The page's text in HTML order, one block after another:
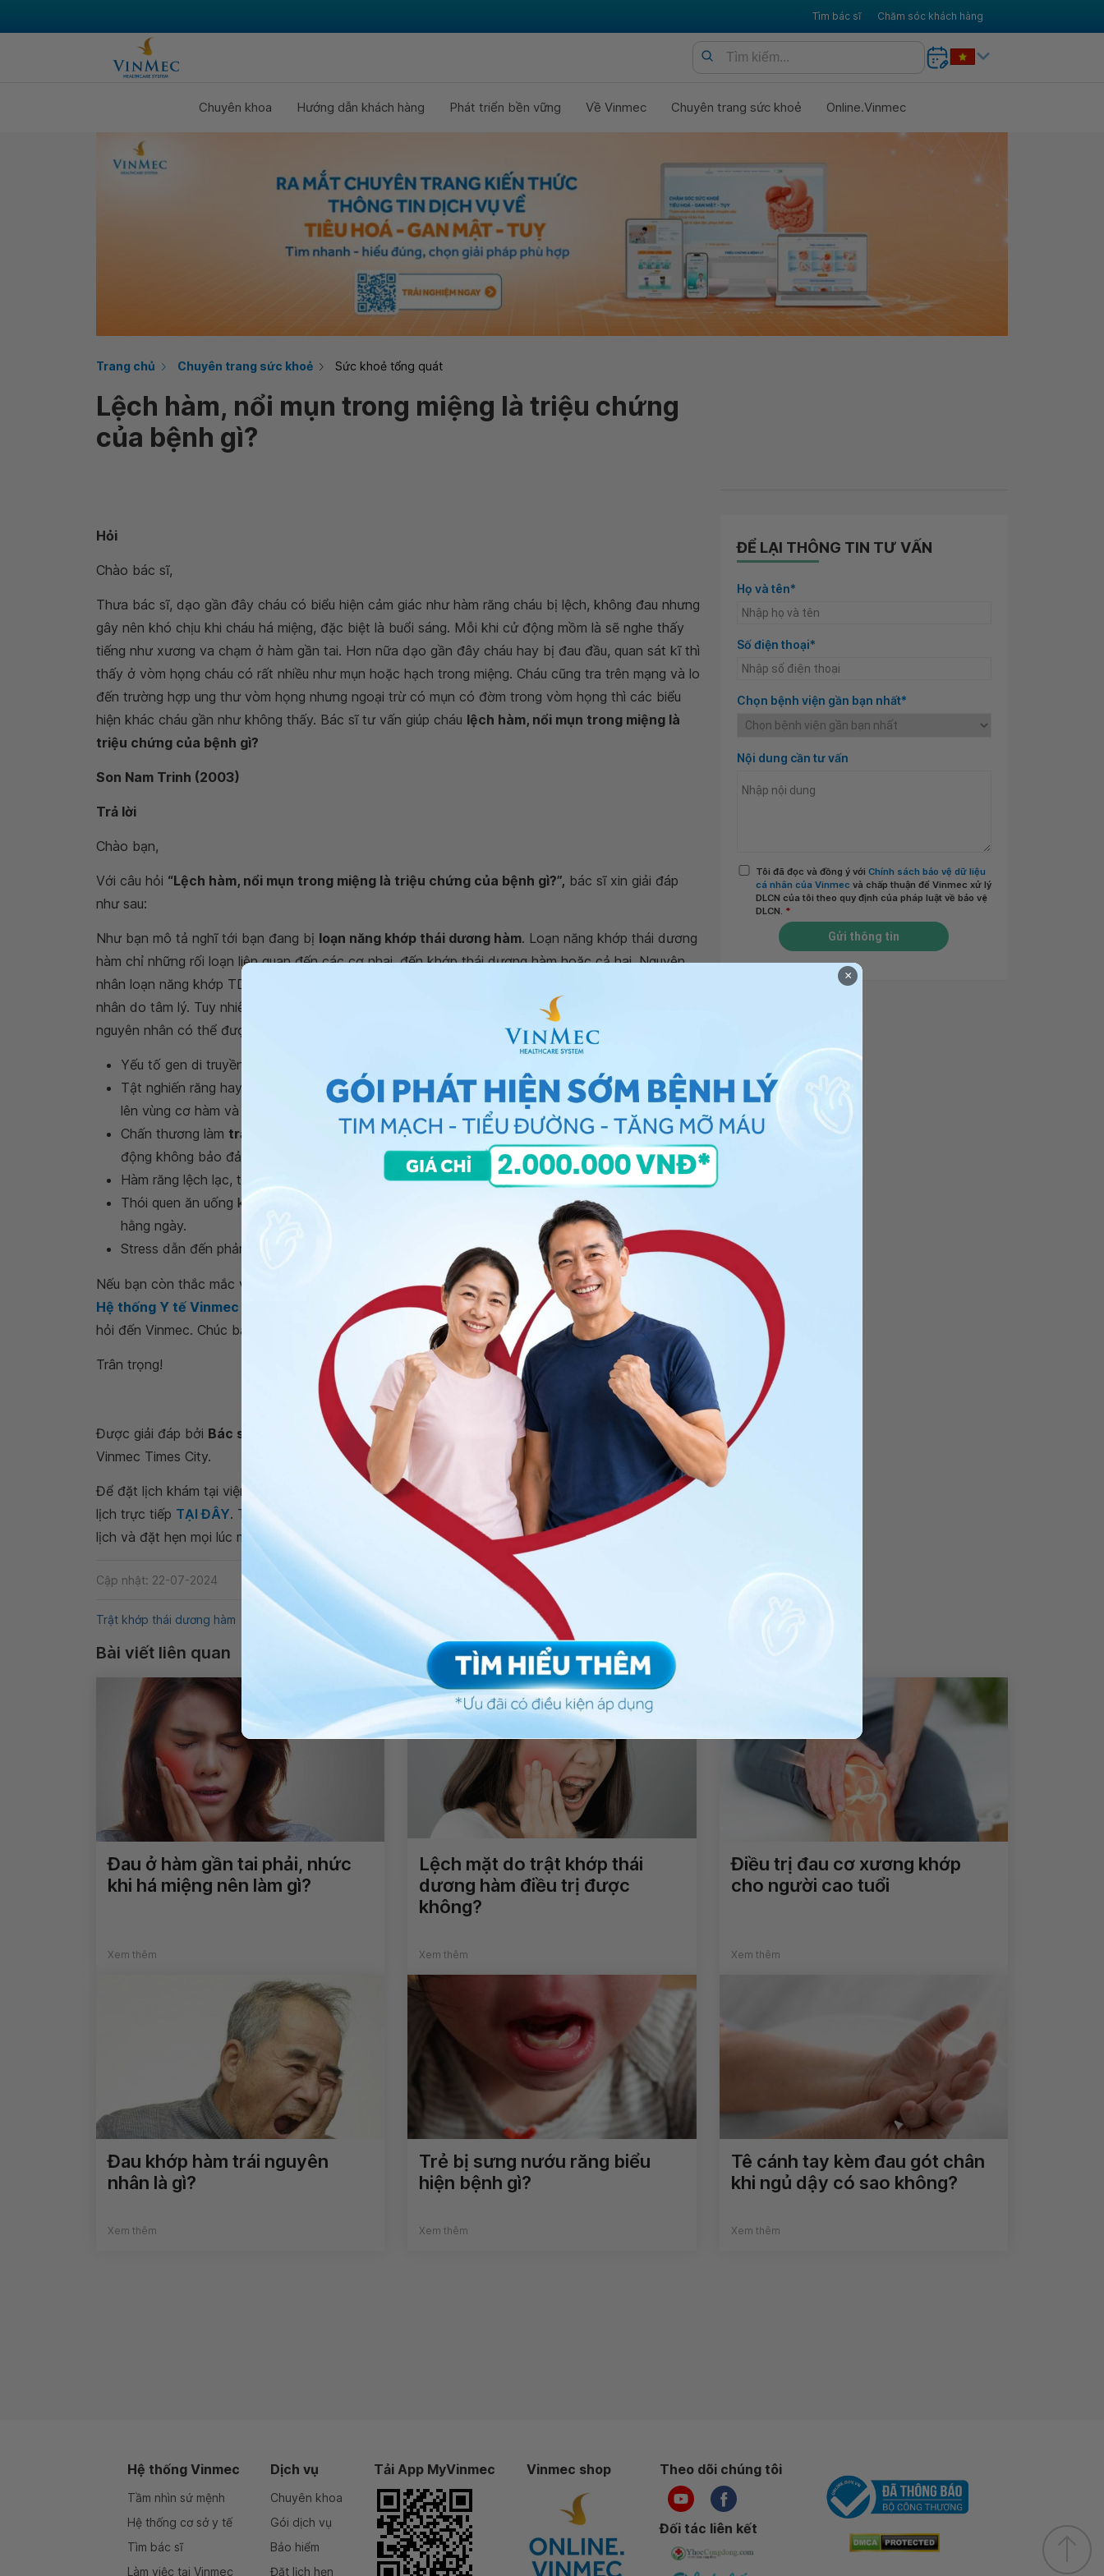
Tìm bác sĩ Chăm sóc khách hàng
Chuyên khoa Hướng dẫn khách hàng Phát triển bền vững Về Vinmec Chuyên trang sức khoẻ Online.Vinmec
Trang chủ Chuyên trang sức khoẻ Sức khoẻ tổng quát
Lệch hàm, nổi mụn trong miệng là triệu chứng
của bệnh gì?
Hỏi
Chào bác sĩ,
Thưa bác sĩ, dạo gần đây cháu có biểu hiện cảm giác như hàm răng cháu bị lệch, không đau nhưng
gây nên khó chịu khi cháu há miệng, đặc biệt là buổi sáng. Mỗi khi cử động mồm là sẽ nghe thấy
tiếng như xương va chạm ở hàm gần tai. Hơn nữa dạo gần đây cháu hay bị đau đầu, quan sát kĩ thì
thấy ở vòm họng cháu có rất nhiều như mụn hoặc hạch trong miệng. Cháu cũng tra trên mạng và lo
đến trường hợp ung thư vòm họng nhưng ngoại trừ có mụn có đờm trong vòm họng thì các biểu
hiện khác cháu gần như không thấy. Bác sĩ tư vấn giúp cháu lệch hàm, nổi mụn trong miệng là
triệu chứng của bệnh gì?
Son Nam Trinh (2003)
Trả lời
Chào bạn,
Với câu hỏi “Lệch hàm, nổi mụn trong miệng là triệu chứng của bệnh gì?”, bác sĩ xin giải đáp
như sau:
Như bạn mô tả nghĩ tới bạn đang bị loạn năng khớp thái dương hàm. Loạn năng khớp thái dương
hàm chỉ những rối loạn liên quan đến các cơ nhai, đến khớp thái dương hàm hoặc cả hai. Nguyên
nhân loạn năng khớp TDH chia thành 2 nhóm: nhóm nguyên nhân do yếu tố tại chỗ, nhóm nguyên
nhân do tâm lý. Tuy nhiên, khoảng 20% loạn năng khớp không tìm ra được nguyên nhân. Một số
nguyên nhân có thể được liệt kê như sau:
Yếu tố gen di truyền, khiến khớp thái dương hàm bị sai lệch từ bẩm sinh.
Tật nghiến răng hay thói quen siết chặt răng (có ý thức hoặc vô ý thức), gây gia tăng áp lực
lên vùng cơ hàm và tổn hại khớp thái dương hàm.
Chấn thương làm trật khớp thái dương hàm , có thể là do các hoạt động thể thao hoặc lao
động không bảo đảm an toàn.
Hàm răng lệch lạc, thưa hoặc mất răng dẫn đến sai khớp cắn.
Thói quen ăn uống không khoa học, nhai một bên hoặc dùng nhiều các thực phẩm khó nhai
hằng ngày.
Stress dẫn đến phản xạ co cơ hàm không tự chủ, làm hình thành nên tật nghiến răng khi ngủ
Nếu bạn còn thắc mắc về lệch hàm, nổi mụn trong miệng, bạn có thể đến bệnh viện thuộc
Hệ thống Y tế Vinmec để kiểm tra và tư vấn thêm bạn nhé. Cảm ơn bạn đã tin tưởng và gửi câu
hỏi đến Vinmec. Chúc bạn có thật nhiều sức khỏe.
Trân trọng!
Được giải đáp bởi Bác sĩ Răng - Hàm - Mặt- Khoa Liên Chuyên Khoa, Bệnh viện Đa khoa Quốc tế
Vinmec Times City.
Để đặt lịch khám tại viện, Quý khách vui lòng bấm sốHOTLINE , đặt mua
hoặc đặt
lịch trực tiếp TẠI ĐÂY. Tải và đặt lịch khám tự động trên ứng dụng My Vinmec để quản lý, theo dõi
lịch và đặt hẹn mọi lúc mọi nơi ngay trên ứng dụng.
Cập nhật: 22-07-2024
Trật khớp thái dương hàm Răng - Hàm - Mặt Loạn năng khớp thái dương hàm QnA
ĐỂ LẠI THÔNG TIN TƯ VẤN
Họ và tên*
Số điện thoại*
Chọn bệnh viện gần bạn nhất*
Nội dung cần tư vấn
Tôi đã đọc và đồng ý với Chính sách bảo vệ dữ liệu
cá nhân của Vinmec và chấp thuận để Vinmec xử lý
DLCN của tôi theo quy định của pháp luật về bảo vệ
DLCN. *
Gửi thông tin
Bài viết liên quan
Đau ở hàm gần tai phải, nhức
khi há miệng nên làm gì?
Xem thêm
Lệch mặt do trật khớp thái
dương hàm điều trị được
không?
Xem thêm
Điều trị đau cơ xương khớp
cho người cao tuổi
Xem thêm
Đau khớp hàm trái nguyên
nhân là gì?
Xem thêm
Trẻ bị sưng nướu răng biểu
hiện bệnh gì?
Xem thêm
Tê cánh tay kèm đau gót chân
khi ngủ dậy có sao không?
Xem thêm
Hệ thống Vinmec
Tầm nhìn sứ mệnh
Hệ thống cơ sở y tế
Tìm bác sĩ
Làm việc tại Vinmec
Dịch vụ
Chuyên khoa
Gói dịch vụ
Bảo hiểm
Đặt lịch hẹn
Tải App MyVinmec Vinmec shop Theo dõi chúng tôi
Đối tác liên kết
×